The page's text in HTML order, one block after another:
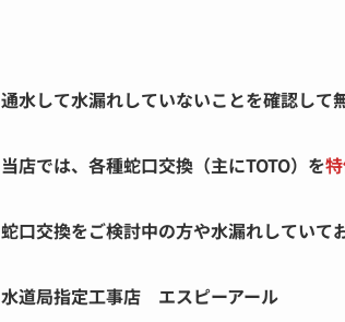
通水して水漏れしていないことを確認して
当店では、各種蛇口交換（主にTOTO）を
蛇口交換をご検討中の方や水漏れしていて
水道局指定工事店 エスピーアール